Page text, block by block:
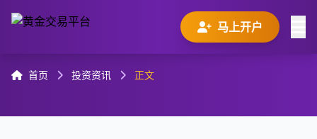
马上开户
首页 投资资讯 正文